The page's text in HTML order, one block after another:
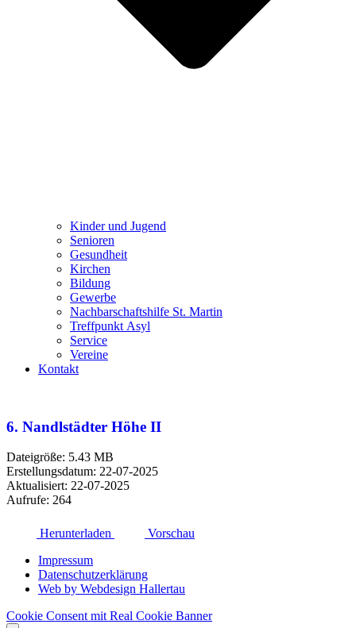
Kinder und Jugend
Senioren
Gesundheit
Kirchen
Bildung
Gewerbe
Nachbarschaftshilfe St. Martin
Treffpunkt Asyl
Service
Vereine
Kontakt
6. Nandlstädter Höhe II
Dateigröße: 5.43 MB
Erstellungsdatum: 22-07-2025
Aktualisiert: 22-07-2025
Aufrufe: 264
Herunterladen
Vorschau
Impressum
Datenschutzerklärung
Web by Webdesign Hallertau
Cookie Consent mit Real Cookie Banner